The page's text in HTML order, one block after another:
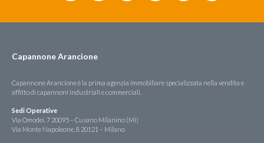
Capannone Arancione
Capannone Arancione è la prima agenzia immobiliare specializzata nella vendita e
affitto di capannoni industriali e commerciali.
Sedi Operative
Via Omodei, 7 20095 – Cusano Milanino (Mi)
Via Monte Napoleone, 8 20121 – Milano